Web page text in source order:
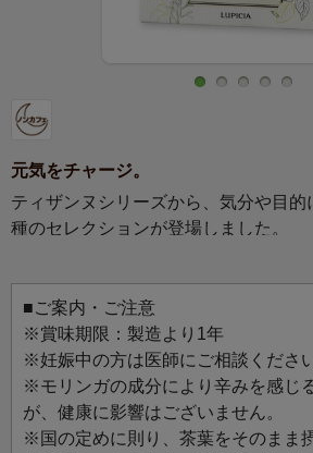
元気をチャージ。
ティザンヌシリーズから、気分や目
種のセレクションが登場しました。
それぞれ異なるお茶のティーバッグ
ているので、ハーブティーが初めての
す。
気になるテーマに合わせて、お気に入
みてください。
毎日に、ハーブの力を。
ゆらぎやすい季節の変わり目にこそ、
■ご案内・ご注意
※賞味期限：製造より1年
※妊娠中の方は医師にご相談ください
※モリンガの成分により辛みを感じ
が、健康に影響はございません。
※国の定めに則り、茶葉をそのまま